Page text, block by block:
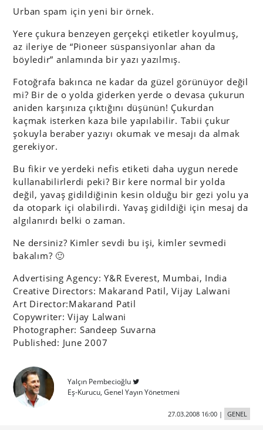
Urban spam için yeni bir örnek.
Yere çukura benzeyen gerçekçi etiketler koyulmuş,
az ileriye de “Pioneer süspansiyonlar ahan da
böyledir” anlamında bir yazı yazılmış.
Fotoğrafa bakınca ne kadar da güzel görünüyor değil
mi? Bir de o yolda giderken yerde o devasa çukurun
aniden karşınıza çıktığını düşünün! Çukurdan
kaçmak isterken kaza bile yapılabilir. Tabii çukur
şokuyla beraber yazıyı okumak ve mesajı da almak
gerekiyor.
Bu fikir ve yerdeki nefis etiketi daha uygun nerede
kullanabilirlerdi peki? Bir kere normal bir yolda
değil, yavaş gidildiğinin kesin olduğu bir gezi yolu ya
da otopark içi olabilirdi. Yavaş gidildiği için mesaj da
algılanırdı belki o zaman.
Ne dersiniz? Kimler sevdi bu işi, kimler sevmedi
bakalım? 🙂
Advertising Agency: Y&R Everest, Mumbai, India
Creative Directors: Makarand Patil, Vijay Lalwani
Art Director:Makarand Patil
Copywriter: Vijay Lalwani
Photographer: Sandeep Suvarna
Published: June 2007
Yalçın Pembecioğlu
Eş-Kurucu, Genel Yayın Yönetmeni
27.03.2008 16:00| GENEL